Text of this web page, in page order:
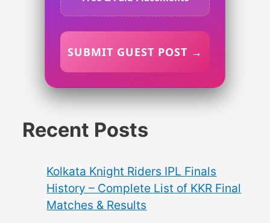
SUBMIT GUEST POST →
Recent Posts
Kolkata Knight Riders IPL Finals
History – Complete List of KKR Final
Matches & Results